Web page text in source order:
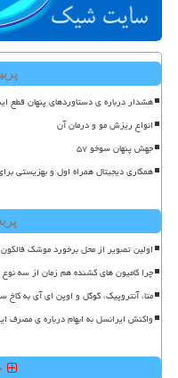
هشدار درباره ی دستاوردهای پنهان قطع
انواع ریزش مو و درمان آن
جهش پنهان سوخو ۵۷
همکاری دیجیتال همراه اول و بهزیستی
اولین تصویر از محل برخورد موشک فالکون
چرا کامیون های کشنده هم زمان از سه نوع
متا، آنتروپیک، گوگل و اوپن ای آی به
واکنش ایرانسل به ابهام درباره ی مصرف